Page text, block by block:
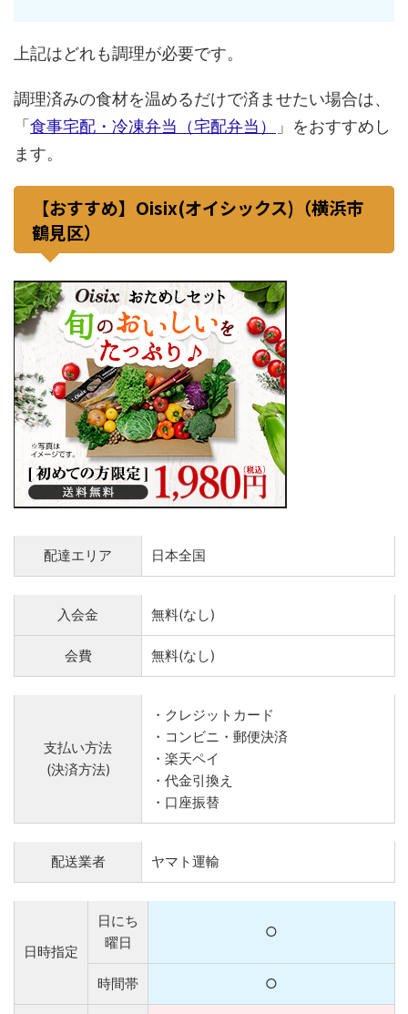
上記はどれも調理が必要です。
調理済みの食材を温めるだけで済ませたい場合は、
「 食事宅配・冷凍弁当（宅配弁当）
」をおすすめし
ます。
【おすすめ】Oisix(オイシックス)（横浜市
鶴見区）
配達エリア 日本全国
入会金 無料(なし)
会費 無料(なし)
支払い方法
(決済方法)
・クレジットカード
・コンビニ・郵便決済
・楽天ペイ
・代金引換え
・口座振替
配送業者 ヤマト運輸
日時指定
日にち
曜日
○
時間帯 ○